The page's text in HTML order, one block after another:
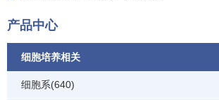
产品中心
细胞培养相关
细胞系(640)